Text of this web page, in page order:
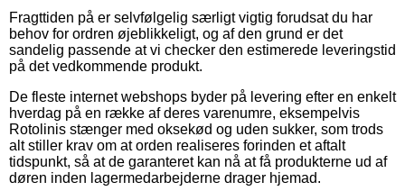
Fragttiden på er selvfølgelig særligt vigtig forudsat du har
behov for ordren øjeblikkeligt, og af den grund er det
sandelig passende at vi checker den estimerede leveringstid
på det vedkommende produkt.
De fleste internet webshops byder på levering efter en enkelt
hverdag på en række af deres varenumre, eksempelvis
Rotolinis stænger med oksekød og uden sukker, som trods
alt stiller krav om at orden realiseres forinden et aftalt
tidspunkt, så at de garanteret kan nå at få produkterne ud af
døren inden lagermedarbejderne drager hjemad.